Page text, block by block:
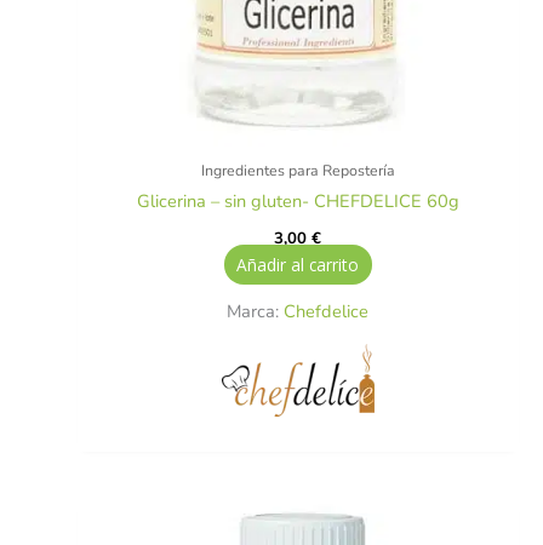
Ingredientes para Repostería
Glicerina – sin gluten- CHEFDELICE 60g
3,00€
Añadir al carrito
Marca: Chefdelice